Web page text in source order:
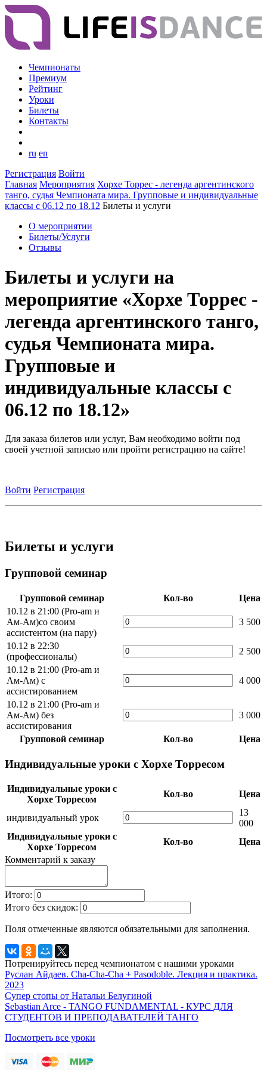
Чемпионаты
Премиум
Рейтинг
Уроки
Билеты
Контакты
ru en
Регистрация Войти
Главная Мероприятия Хорхе Торрес - легенда аргентинского
танго, судья Чемпионата мира. Групповые и индивидуальные
классы с 06.12 по 18.12 Билеты и услуги
О мероприятии
Билеты/Услуги
Отзывы
Билеты и услуги на
мероприятие «Хорхе Торрес -
легенда аргентинского танго,
судья Чемпионата мира.
Групповые и
индивидуальные классы с
06.12 по 18.12»
Для заказа билетов или услуг, Вам необходимо войти под
своей учетной записью или пройти регистрацию на сайте!
Войти Регистрация
Билеты и услуги
Групповой семинар
Групповой семинар Кол-во
Цена
10.12 в 21:00 (Pro-am и
Ам-Ам)со своим
ассистентом (на пару)
3 500
10.12 в 22:30
(профессионалы)
2 500
10.12 в 21:00 (Pro-am и
Ам-Ам) с
ассистированием
4 000
10.12 в 21:00 (Pro-am и
Ам-Ам) без
ассистирования
3 000
Групповой семинар Кол-во Цена
Индивидуальные уроки с Хорхе Торресом
Индивидуальные уроки с
Хорхе Торресом
Кол-во Цена
индивидуальный урок
13
000
Индивидуальные уроки с
Хорхе Торресом
Кол-во
Цена
Комментарий к заказу
Итого:
Итого без скидок:
Поля отмеченные являются обязательными для заполнения.
Потренируйтесь перед чемпионатом с нашими уроками
Руслан Айдаев. Cha-Cha-Cha + Pasodoble. Лекция и практика.
2023
Супер стопы от Натальи Белугиной
Sebastian Arce - TANGO FUNDAMENTAL - КУРС ДЛЯ
СТУДЕНТОВ И ПРЕПОДАВАТЕЛЕЙ ТАНГО
Посмотреть все уроки